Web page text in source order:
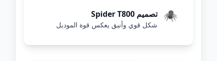
🕷️ تصميم Spider T800
شكل قوي وأنيق يعكس قوة الموديل